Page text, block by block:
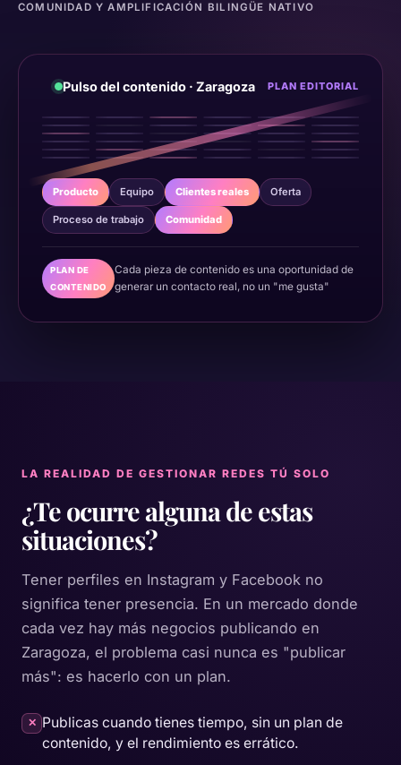
COMUNIDAD Y AMPLIFICACIÓN BILINGÜE NATIVO
Pulso del contenido · Zaragoza PLAN EDITORIAL
Producto Equipo Clientes reales Oferta
Proceso de trabajo Comunidad
PLAN DE
CONTENIDO
Cada pieza de contenido es una oportunidad de
generar un contacto real, no un "me gusta"
LA REALIDAD DE GESTIONAR REDES TÚ SOLO
¿Te ocurre alguna de estas
situaciones?
Tener perfiles en Instagram y Facebook no
significa tener presencia. En un mercado donde
cada vez hay más negocios publicando en
Zaragoza, el problema casi nunca es "publicar
más": es hacerlo con un plan.
✕ Publicas cuando tienes tiempo, sin un plan de
contenido, y el rendimiento es errático.